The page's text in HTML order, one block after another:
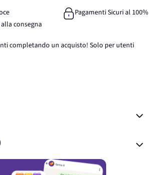
Pagamenti Sicuri al 100%
consegna
completando un acquisto! Solo per utenti